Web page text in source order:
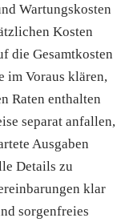
Wartungskosten
Kosten
die Gesamtkosten
im Voraus klären,
Raten enthalten
separat anfallen,
Ausgaben
Details zu
klar
sorgenfreies